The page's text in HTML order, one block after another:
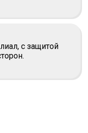
с защитой